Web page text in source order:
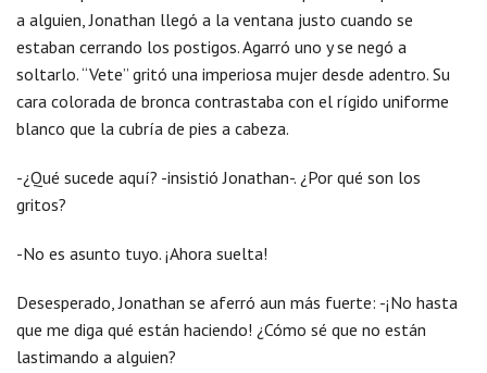
a alguien, Jonathan llegó a la ventana justo cuando se
estaban cerrando los postigos. Agarró uno y se negó a
soltarlo. “Vete” gritó una imperiosa mujer desde adentro. Su
cara colorada de bronca contrastaba con el rígido uniforme
blanco que la cubría de pies a cabeza.
-¿Qué sucede aquí? -insistió Jonathan-. ¿Por qué son los
gritos?
-No es asunto tuyo. ¡Ahora suelta!
Desesperado, Jonathan se aferró aun más fuerte: -¡No hasta
que me diga qué están haciendo! ¿Cómo sé que no están
lastimando a alguien?